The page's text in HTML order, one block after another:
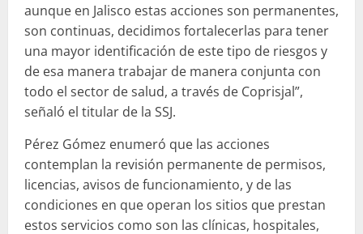
aunque en Jalisco estas acciones son permanentes,
son continuas, decidimos fortalecerlas para tener
una mayor identificación de este tipo de riesgos y
de esa manera trabajar de manera conjunta con
todo el sector de salud, a través de Coprisjal”,
señaló el titular de la SSJ.
Pérez Gómez enumeró que las acciones
contemplan la revisión permanente de permisos,
licencias, avisos de funcionamiento, y de las
condiciones en que operan los sitios que prestan
estos servicios como son las clínicas, hospitales,